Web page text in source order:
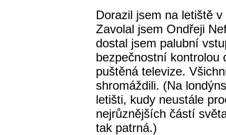
Dorazil jsem na letiště
Zavolal jsem Ondřeji
dostal jsem palubní
bezpečnostní kontrolou
puštěná televize.
shromáždili. (Na
letišti, kudy neustále
nejrůznějších částí
tak patrná.)